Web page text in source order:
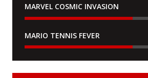
MARVEL COSMIC INVASION
MARIO TENNIS FEVER